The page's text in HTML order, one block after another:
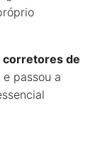
corretores de
passou a